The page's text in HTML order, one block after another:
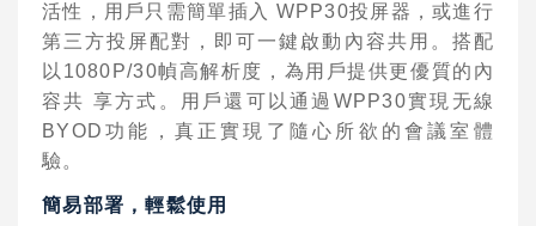
活性， ⽤⼾ 只需簡單插 ⼊ WPP30投屏器，或進⾏
第三⽅投屏配對，即可⼀鍵啟動內容共用。搭配
以 1080P/30幀⾼解析度，為 ⽤⼾提供更優質的內
容共 享⽅式。 ⽤⼾還可以通過 WPP30實現 ⽆線
BYOD 功能，真正實現了隨⼼ 所欲的會議室體
驗。
簡易部署，輕鬆使⽤